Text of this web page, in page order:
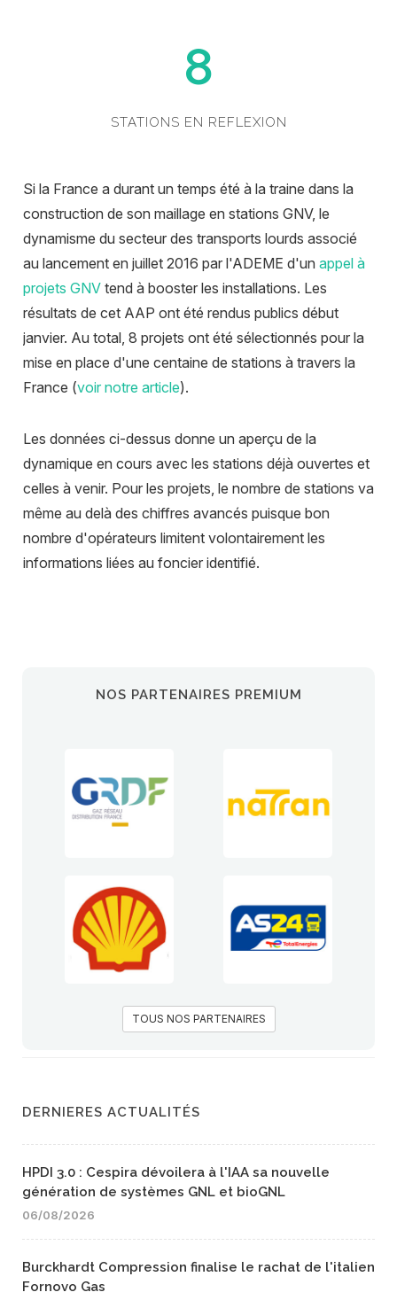
8
STATIONS EN REFLEXION
Si la France a durant un temps été à la traine dans la
construction de son maillage en stations GNV, le
dynamisme du secteur des transports lourds associé
au lancement en juillet 2016 par l'ADEME d'un appel à
projets GNV tend à booster les installations. Les
résultats de cet AAP ont été rendus publics début
janvier. Au total, 8 projets ont été sélectionnés pour la
mise en place d'une centaine de stations à travers la
France (voir notre article).
Les données ci-dessus donne un aperçu de la
dynamique en cours avec les stations déjà ouvertes et
celles à venir. Pour les projets, le nombre de stations va
même au delà des chiffres avancés puisque bon
nombre d'opérateurs limitent volontairement les
informations liées au foncier identifié.
NOS PARTENAIRES PREMIUM
TOUS NOS PARTENAIRES
DERNIERES ACTUALITÉS
HPDI 3.0 : Cespira dévoilera à l'IAA sa nouvelle
génération de systèmes GNL et bioGNL
06/08/2026
Burckhardt Compression finalise le rachat de l'italien
Fornovo Gas